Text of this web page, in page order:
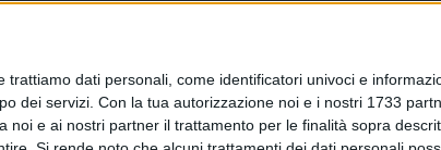
dati personali, come identificatori univoci e
dei servizi. Con la tua autorizzazione noi e i nostri 1733
e ai nostri partner il trattamento per le finalità sopra
Sede Amministrativa: Viale Europa 49, 20093 Cologno Monzese (Mi)
02 25444220
Sede Legale: Via Savona 97, 20144 Milano